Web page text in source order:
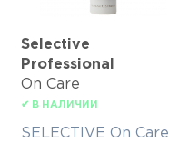
Selective
Professional
On Care
✔ В НАЛИЧИИ
SELECTIVE On Care